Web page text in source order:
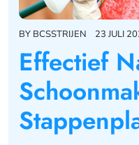
BY BCSSTRIJEN 23 JULI
Effectief